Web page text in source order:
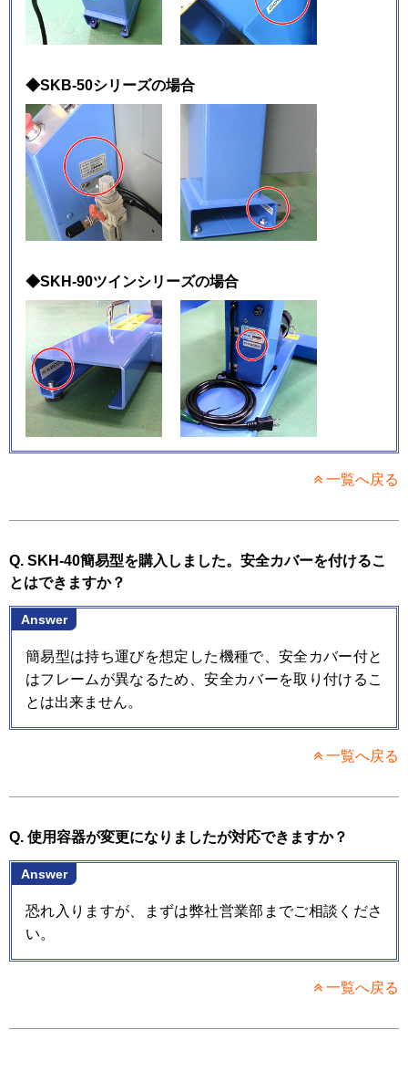
◆SKB-50シリーズの場合
◆SKH-90ツインシリーズの場合
一覧へ戻る
Q. SKH-40簡易型を購入しました。安全カバーを付けるこ
とはできますか？
Answer
簡易型は持ち運びを想定した機種で、安全カバー付と
はフレームが異なるため、安全カバーを取り付けるこ
とは出来ません。
一覧へ戻る
Q. 使用容器が変更になりましたが対応できますか？
Answer
恐れ入りますが、まずは弊社営業部までご相談くださ
い。
一覧へ戻る